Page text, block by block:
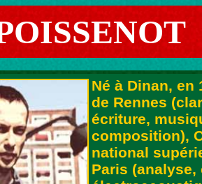
Né à Dinan, en
de Rennes
écriture,
composition),
national
Paris